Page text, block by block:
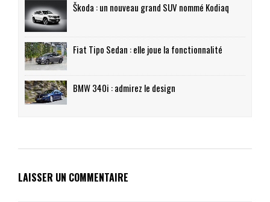
Škoda : un nouveau grand SUV nommé Kodiaq
Fiat Tipo Sedan : elle joue la fonctionnalité
BMW 340i : admirez le design
LAISSER UN COMMENTAIRE